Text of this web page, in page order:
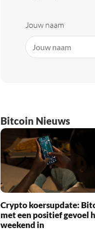
Jouw naam
Bitcoin Nieuws
Crypto koersupdate:
met een positief gevoel
weekend in